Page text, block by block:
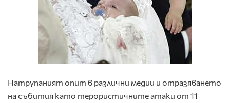
Натрупаният опит в различни медии и отразяването
на събития като терористичните атаки от 11